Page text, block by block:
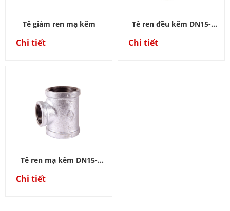
Tê giảm ren mạ kẽm
Chi tiết
Tê ren đều kẽm DN15-
Chi tiết
Tê ren mạ kẽm DN15-
Chi tiết